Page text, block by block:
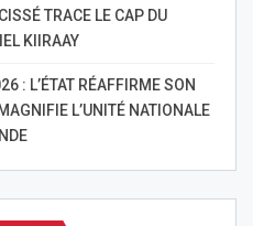
TRACE LE CAP DU
KIIRAAY
: L’ÉTAT RÉAFFIRME SON
L’UNITÉ NATIONALE